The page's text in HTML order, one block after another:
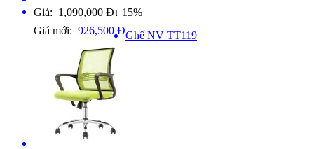
Giá: 1,090,000 Đ ↓ 15%
Giá mới: 926,500 ĐGhế NV TT119